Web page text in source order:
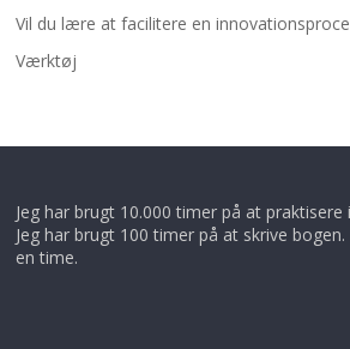
Vil du lære at facilitere en
Værktøj
Jeg har brugt 10.000 timer på at
Jeg har brugt 100 timer på at skrive
en time.